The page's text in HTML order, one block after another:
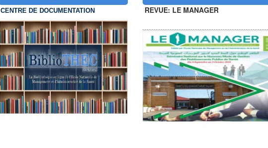
CENTRE DE DOCUMENTATION REVUE: LE MANAGER